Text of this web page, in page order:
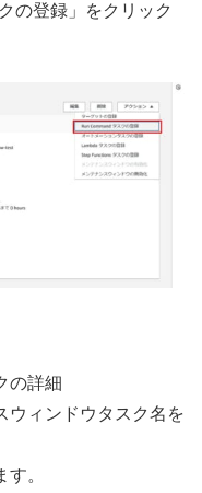
の登録」をクリック
の詳細
ウィンドウタスク名を
。